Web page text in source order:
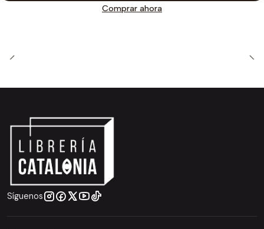
Comprar ahora
Síguenos